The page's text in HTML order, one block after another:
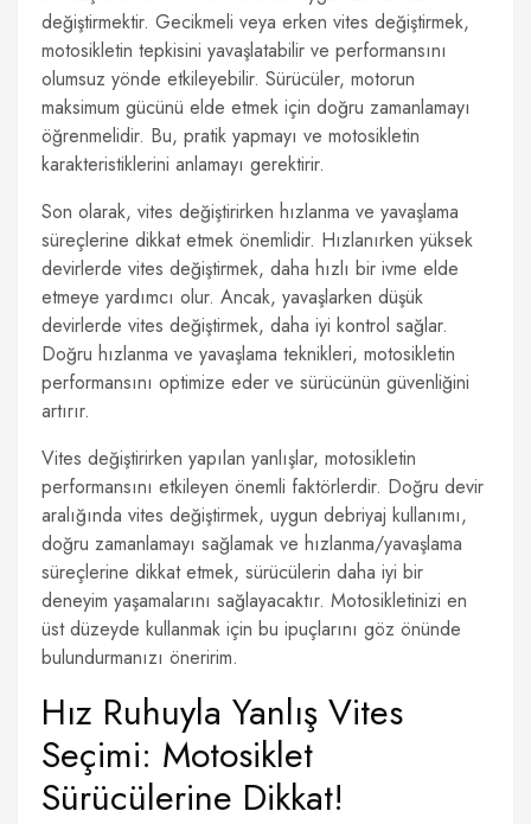
değiştirmektir. Gecikmeli veya erken vites değiştirmek,
motosikletin tepkisini yavaşlatabilir ve performansını
olumsuz yönde etkileyebilir. Sürücüler, motorun
maksimum gücünü elde etmek için doğru zamanlamayı
öğrenmelidir. Bu, pratik yapmayı ve motosikletin
karakteristiklerini anlamayı gerektirir.
Son olarak, vites değiştirirken hızlanma ve yavaşlama
süreçlerine dikkat etmek önemlidir. Hızlanırken yüksek
devirlerde vites değiştirmek, daha hızlı bir ivme elde
etmeye yardımcı olur. Ancak, yavaşlarken düşük
devirlerde vites değiştirmek, daha iyi kontrol sağlar.
Doğru hızlanma ve yavaşlama teknikleri, motosikletin
performansını optimize eder ve sürücünün güvenliğini
artırır.
Vites değiştirirken yapılan yanlışlar, motosikletin
performansını etkileyen önemli faktörlerdir. Doğru devir
aralığında vites değiştirmek, uygun debriyaj kullanımı,
doğru zamanlamayı sağlamak ve hızlanma/yavaşlama
süreçlerine dikkat etmek, sürücülerin daha iyi bir
deneyim yaşamalarını sağlayacaktır. Motosikletinizi en
üst düzeyde kullanmak için bu ipuçlarını göz önünde
bulundurmanızı öneririm.
Hız Ruhuyla Yanlış Vites
Seçimi: Motosiklet
Sürücülerine Dikkat!